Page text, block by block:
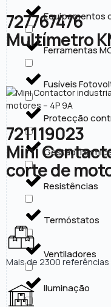
Equipamentos
Ferramentas
Fusíveis
Protecção
Gestão
Resistências
Termóstatos
Ventiladores
Iluminação
727767476
Multímetro
721119023
Mini
corte de
Mais de 2300